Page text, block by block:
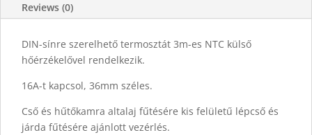
Reviews (0)
DIN-sínre szerelhető termosztát 3m-es NTC külső
hőérzékelővel rendelkezik.
16A-t kapcsol, 36mm széles.
Cső és hűtőkamra altalaj fűtésére kis felületű lépcső és
járda fűtésére ajánlott vezérlés.